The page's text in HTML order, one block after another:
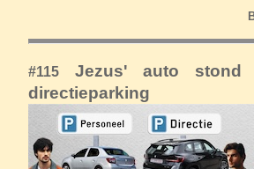
#115
Jezus' auto
directieparking